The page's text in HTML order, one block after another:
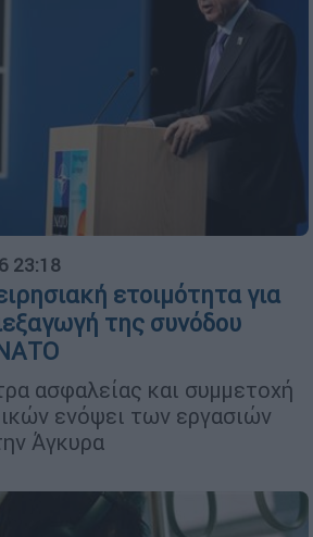
23:18
ετοιμότητα για
της συνόδου
ασφαλείας και συμμετοχή
ενόψει των εργασιών
Άγκυρα